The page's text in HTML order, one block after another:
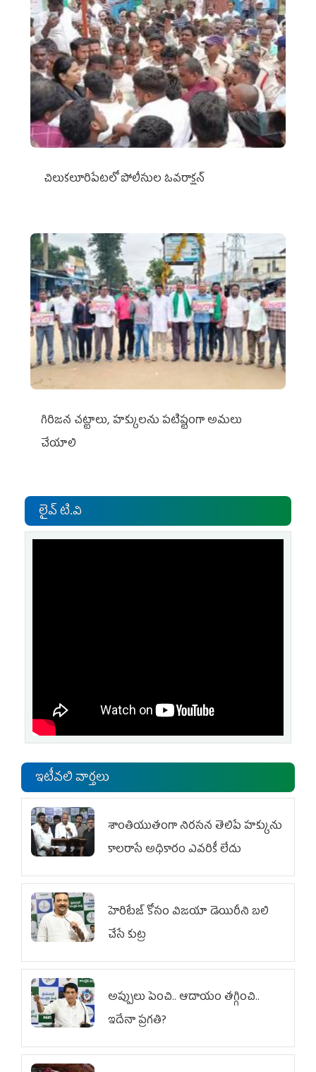
చిలుక‌లూరిపేట‌లో పోలీసుల ఓవ‌రాక్ష‌న్‌
గిరిజన చట్టాలు, హక్కులను పటిష్టంగా అమలు
చేయాలి
లైవ్ టి.వి
ఇటీవలి వార్తలు
శాంతియుతంగా నిరసన తెలిపే హక్కును
కాలరాసే అధికారం ఎవరికీ లేదు
హెరిటేజ్ కోసం విజయా డెయిరీని బలి
చేసే కుట్ర‌
అప్పులు పెంచి.. ఆదాయం తగ్గించి..
ఇదేనా ప్రగతి?